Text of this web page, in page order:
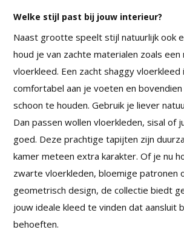
Welke stijl past bij jouw interieur?
Naast grootte speelt stijl natuurlijk ook
houd je van zachte materialen zoals
vloerkleed. Een zacht shaggy vloerkleed
comfortabel aan je voeten en
schoon te houden. Gebruik je liever
Dan passen wollen vloerkleden, sisal of
goed. Deze prachtige tapijten zijn
kamer meteen extra karakter. Of je nu
zwarte vloerkleden, bloemige patronen
geometrisch design, de collectie biedt
jouw ideale kleed te vinden dat aansluit
behoeften.